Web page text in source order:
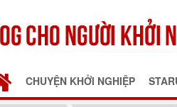
CHUYỆN KHỞI NGHIỆP